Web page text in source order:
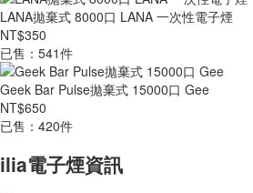
LANA拋棄式 8000口 LANA 一次性電子煙
NT$350
已售：541件
Geek Bar Pulse拋棄式 15000口 Gee
NT$650
已售：420件
ilia電子煙資訊